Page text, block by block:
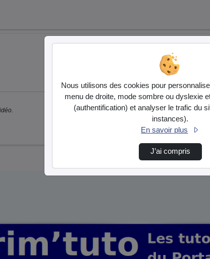
Nous utilisons des cookies pour
menu de droite, mode sombre ou dyslexie
(authentification) et analyser le trafic du
instances).
En savoir plus
J’ai compris